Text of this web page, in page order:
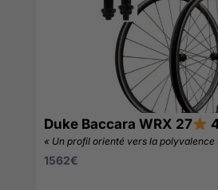
Duke Baccara WRX 27
« Un profil orienté vers la polyvalence
1562€